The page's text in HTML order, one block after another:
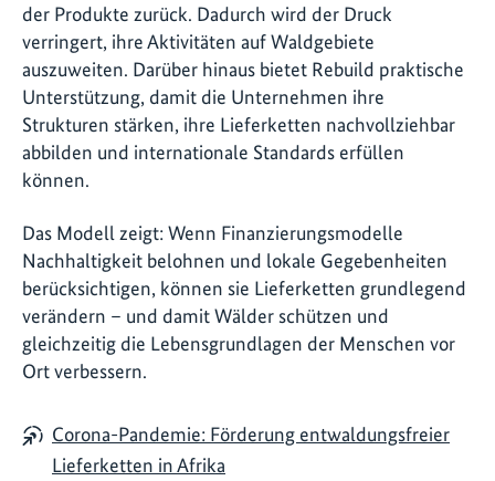
der Produkte zurück. Dadurch wird der Druck
verringert, ihre Aktivitäten auf Waldgebiete
auszuweiten. Darüber hinaus bietet Rebuild praktische
Unterstützung, damit die Unternehmen ihre
Strukturen stärken, ihre Lieferketten nachvollziehbar
abbilden und internationale Standards erfüllen
können.
Das Modell zeigt: Wenn Finanzierungsmodelle
Nachhaltigkeit belohnen und lokale Gegebenheiten
berücksichtigen, können sie Lieferketten grundlegend
verändern – und damit Wälder schützen und
gleichzeitig die Lebensgrundlagen der Menschen vor
Ort verbessern.
Corona-Pandemie: Förderung entwaldungsfreier
Lieferketten in Afrika